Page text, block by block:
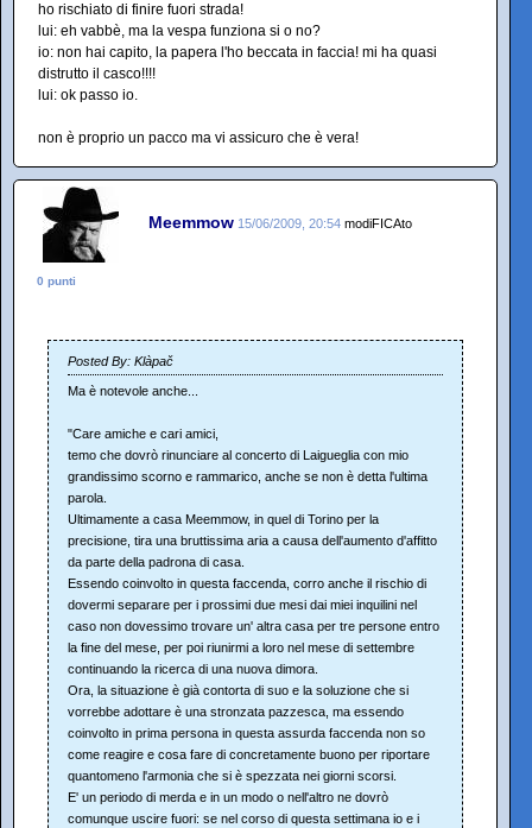
ho rischiato di finire fuori strada!
lui: eh vabbè, ma la vespa funziona si o no?
io: non hai capito, la papera l'ho beccata in faccia! mi ha quasi
distrutto il casco!!!!
lui: ok passo io.
non è proprio un pacco ma vi assicuro che è vera!
Meemmow 15/06/2009, 20:54 modiFICAto
0 punti
Posted By: Klàpač
Ma è notevole anche...
"Care amiche e cari amici,
temo che dovrò rinunciare al concerto di Laigueglia con mio
grandissimo scorno e rammarico, anche se non è detta l'ultima
parola.
Ultimamente a casa Meemmow, in quel di Torino per la
precisione, tira una bruttissima aria a causa dell'aumento d'affitto
da parte della padrona di casa.
Essendo coinvolto in questa faccenda, corro anche il rischio di
dovermi separare per i prossimi due mesi dai miei inquilini nel
caso non dovessimo trovare un' altra casa per tre persone entro
la fine del mese, per poi riunirmi a loro nel mese di settembre
continuando la ricerca di una nuova dimora.
Ora, la situazione è già contorta di suo e la soluzione che si
vorrebbe adottare è una stronzata pazzesca, ma essendo
coinvolto in prima persona in questa assurda faccenda non so
come reagire e cosa fare di concretamente buono per riportare
quantomeno l'armonia che si è spezzata nei giorni scorsi.
E' un periodo di merda e in un modo o nell'altro ne dovrò
comunque uscire fuori: se nel corso di questa settimana io e i